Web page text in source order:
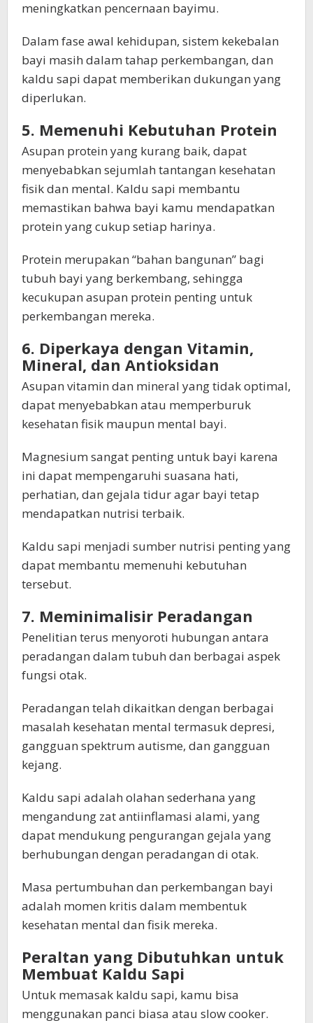
meningkatkan pencernaan bayimu.
Dalam fase awal kehidupan, sistem kekebalan
bayi masih dalam tahap perkembangan, dan
kaldu sapi dapat memberikan dukungan yang
diperlukan.
5. Memenuhi Kebutuhan Protein
Asupan protein yang kurang baik, dapat
menyebabkan sejumlah tantangan kesehatan
fisik dan mental. Kaldu sapi membantu
memastikan bahwa bayi kamu mendapatkan
protein yang cukup setiap harinya.
Protein merupakan “bahan bangunan” bagi
tubuh bayi yang berkembang, sehingga
kecukupan asupan protein penting untuk
perkembangan mereka.
6. Diperkaya dengan Vitamin,
Mineral, dan Antioksidan
Asupan vitamin dan mineral yang tidak optimal,
dapat menyebabkan atau memperburuk
kesehatan fisik maupun mental bayi.
Magnesium sangat penting untuk bayi karena
ini dapat mempengaruhi suasana hati,
perhatian, dan gejala tidur agar bayi tetap
mendapatkan nutrisi terbaik.
Kaldu sapi menjadi sumber nutrisi penting yang
dapat membantu memenuhi kebutuhan
tersebut.
7. Meminimalisir Peradangan
Penelitian terus menyoroti hubungan antara
peradangan dalam tubuh dan berbagai aspek
fungsi otak.
Peradangan telah dikaitkan dengan berbagai
masalah kesehatan mental termasuk depresi,
gangguan spektrum autisme, dan gangguan
kejang.
Kaldu sapi adalah olahan sederhana yang
mengandung zat antiinflamasi alami, yang
dapat mendukung pengurangan gejala yang
berhubungan dengan peradangan di otak.
Masa pertumbuhan dan perkembangan bayi
adalah momen kritis dalam membentuk
kesehatan mental dan fisik mereka.
Peraltan yang Dibutuhkan untuk
Membuat Kaldu Sapi
Untuk memasak kaldu sapi, kamu bisa
menggunakan panci biasa atau slow cooker.